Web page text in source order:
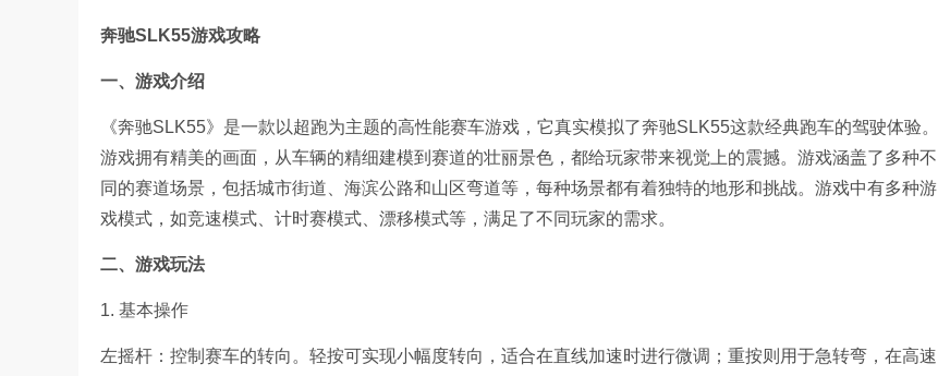
奔驰SLK55游戏攻略
一、游戏介绍
《奔驰SLK55》是一款以超跑为主题的高性能赛车游戏，它真实模拟了奔驰SLK55这款经典跑车的驾驶体验。
游戏拥有精美的画面，从车辆的精细建模到赛道的壮丽景色，都给玩家带来视觉上的震撼。游戏涵盖了多种不
同的赛道场景，包括城市街道、海滨公路和山区弯道等，每种场景都有着独特的地形和挑战。游戏中有多种游
戏模式，如竞速模式、计时赛模式、漂移模式等，满足了不同玩家的需求。
二、游戏玩法
1. 基本操作
左摇杆：控制赛车的转向。轻按可实现小幅度转向，适合在直线加速时进行微调；重按则用于急转弯，在高速